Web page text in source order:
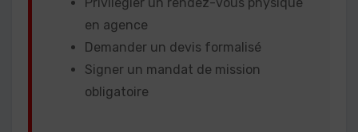
en agence
Demander un devis formalisé
Signer un mandat de mission
obligatoire